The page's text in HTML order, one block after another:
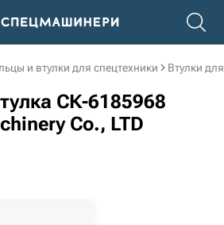
и втулки для спецтехники Втулки
СК-6185968
Cо., LTD